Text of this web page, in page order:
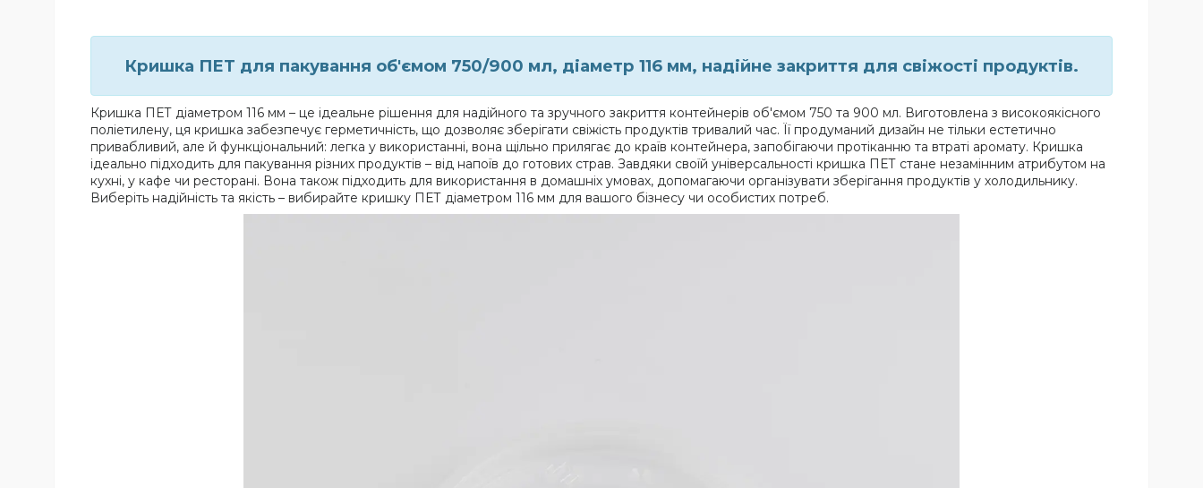
Кришка ПЕТ для пакування об'ємом 750/900 мл, діаметр 116 мм, надійне закриття для свіжості продуктів.
Кришка ПЕТ діаметром 116 мм – це ідеальне рішення для надійного та зручного закриття контейнерів об'ємом 750 та 900 мл. Виготовлена з високоякісного
поліетилену, ця кришка забезпечує герметичність, що дозволяє зберігати свіжість продуктів тривалий час. Її продуманий дизайн не тільки естетично
привабливий, але й функціональний: легка у використанні, вона щільно прилягає до країв контейнера, запобігаючи протіканню та втраті аромату. Кришка
ідеально підходить для пакування різних продуктів – від напоїв до готових страв. Завдяки своїй універсальності кришка ПЕТ стане незамінним атрибутом на
кухні, у кафе чи ресторані. Вона також підходить для використання в домашніх умовах, допомагаючи організувати зберігання продуктів у холодильнику.
Виберіть надійність та якість – вибирайте кришку ПЕТ діаметром 116 мм для вашого бізнесу чи особистих потреб.